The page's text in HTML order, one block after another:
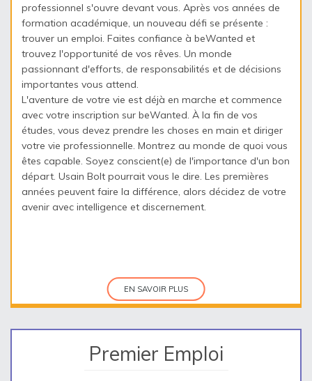
professionnel s'ouvre devant vous. Après vos années de
formation académique, un nouveau défi se présente :
trouver un emploi. Faites confiance à beWanted et
trouvez l'opportunité de vos rêves. Un monde
passionnant d'efforts, de responsabilités et de décisions
importantes vous attend.
L'aventure de votre vie est déjà en marche et commence
avec votre inscription sur beWanted. À la fin de vos
études, vous devez prendre les choses en main et diriger
votre vie professionnelle. Montrez au monde de quoi vous
êtes capable. Soyez conscient(e) de l'importance d'un bon
départ. Usain Bolt pourrait vous le dire. Les premières
années peuvent faire la différence, alors décidez de votre
avenir avec intelligence et discernement.
EN SAVOIR PLUS
Premier Emploi